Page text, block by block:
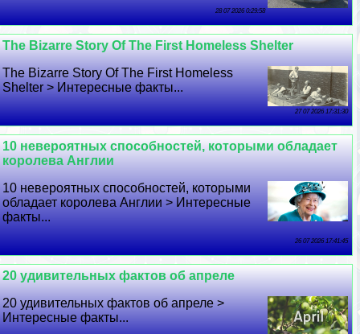
28 07 2026 0:29:58
The Bizarre Story Of The First Homeless Shelter
The Bizarre Story Of The First Homeless
Shelter > Интересные факты...
27 07 2026 17:31:30
10 невероятных способностей, которыми обладает
королева Англии
10 невероятных способностей, которыми
обладает королева Англии > Интересные
факты...
26 07 2026 17:41:45
20 удивительных фактов об апреле
20 удивительных фактов об апреле >
Интересные факты...